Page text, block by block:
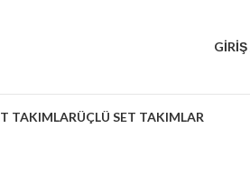
TAKIMLARÜÇLÜ SET TAKIMLAR